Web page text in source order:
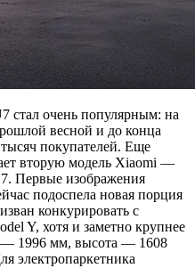
стал очень популярным: на
весной и до конца
покупателей. Еще
вторую модель Xiaomi —
Первые изображения
подоспела новая порция
конкурировать с
Y, хотя и заметно крупнее
1996 мм, высота — 1608
электропаркетника